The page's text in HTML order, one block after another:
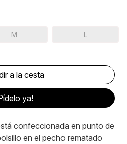
M L
ya!
confeccionada en punto de
en el pecho rematado